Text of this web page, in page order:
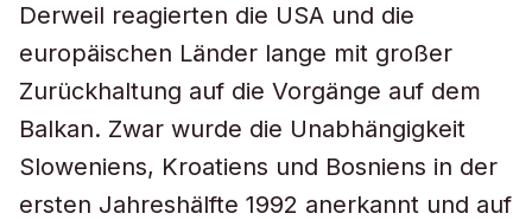
Derweil reagierten die USA und die
europäischen Länder lange mit großer
Zurückhaltung auf die Vorgänge auf dem
Balkan. Zwar wurde die Unabhängigkeit
Sloweniens, Kroatiens und Bosniens in der
ersten Jahreshälfte 1992 anerkannt und auf